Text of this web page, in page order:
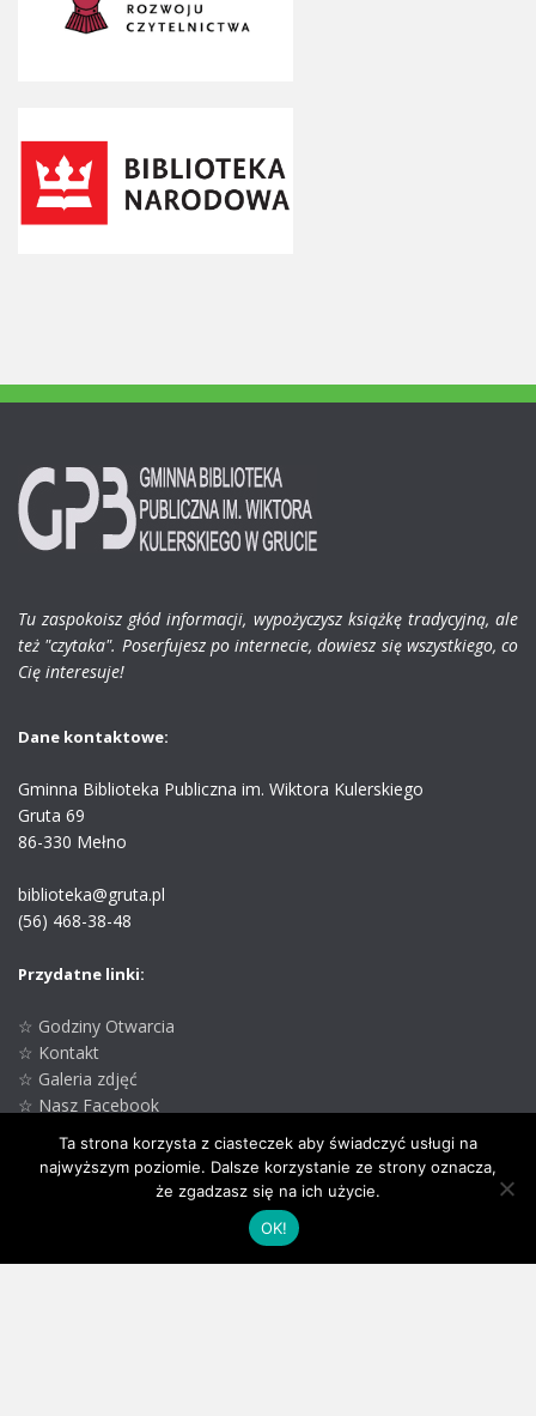
Tu zaspokoisz głód informacji, wypożyczysz książkę tradycyjną, ale
też "czytaka". Poserfujesz po internecie, dowiesz się wszystkiego, co
Cię interesuje!
Dane kontaktowe:
Gminna Biblioteka Publiczna im. Wiktora Kulerskiego
Gruta 69
86-330 Mełno
biblioteka@gruta.pl
(56) 468-38-48
Przydatne linki:
☆ Godziny Otwarcia
☆ Kontakt
☆ Galeria zdjęć
☆ Nasz Facebook
☆ GCK w Grucie
☆ Oficjalna strona
Gminy Gruta
Ta strona korzysta z ciasteczek aby świadczyć usługi na
najwyższym poziomie. Dalsze korzystanie ze strony oznacza,
że zgadzasz się na ich użycie.
OK!